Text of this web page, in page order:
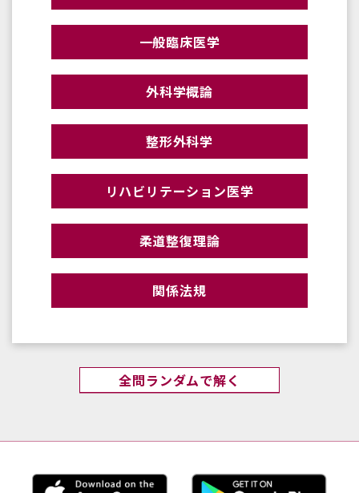
一般臨床医学
外科学概論
整形外科学
リハビリテーション医学
柔道整復理論
関係法規
全問ランダムで解く